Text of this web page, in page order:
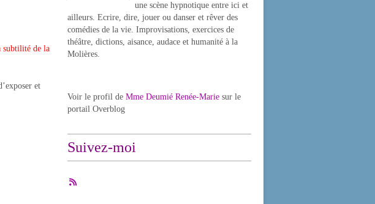
subtilité de la
et
une scène hypnotique entre ici et
ailleurs. Ecrire, dire, jouer ou danser et rêver des
comédies de la vie. Improvisations, exercices de
théâtre, dictions, aisance, audace et humanité à la
Molières.
Voir le profil de Mme Deumié Renée-Marie sur le
portail Overblog
Suivez-moi